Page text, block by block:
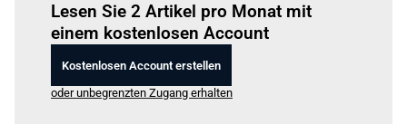
Lesen Sie 2 Artikel pro Monat mit
einem kostenlosen Account
Kostenlosen Account erstellen
oder unbegrenzten Zugang erhalten